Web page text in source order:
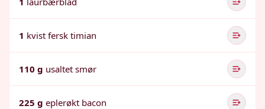
1 kvist fersk timian
110 g usaltet smør
225 g eplerøkt bacon